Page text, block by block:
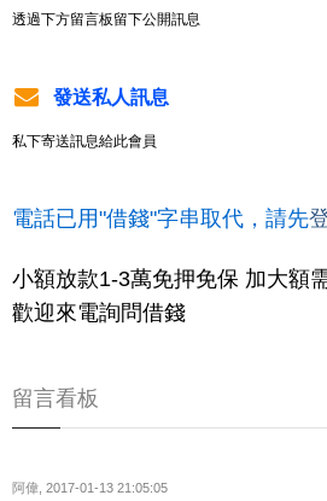
透過下方留言板留下公開訊息
發送私人訊息
私下寄送訊息給此會員
電話已用"借錢"字串取代，請先
小額放款1-3萬免押免保 加大額
歡迎來電詢問借錢
留言看板
阿偉 2017-01-13 21:05:05